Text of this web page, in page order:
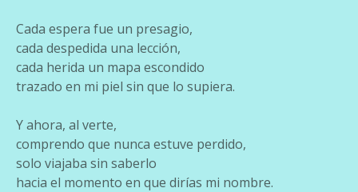
Cada espera fue un presagio,
cada despedida una lección,
cada herida un mapa escondido
trazado en mi piel sin que lo supiera.
Y ahora, al verte,
comprendo que nunca estuve perdido,
solo viajaba sin saberlo
hacia el momento en que dirías mi nombre.